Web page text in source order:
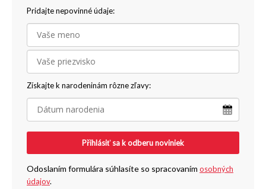
Pridajte nepovinné údaje:
Získajte k narodeninám rôzne zľavy:
Přihlásiť sa k odberu noviniek
Odoslaním formulára súhlasíte so spracovaním osobných
údajov.